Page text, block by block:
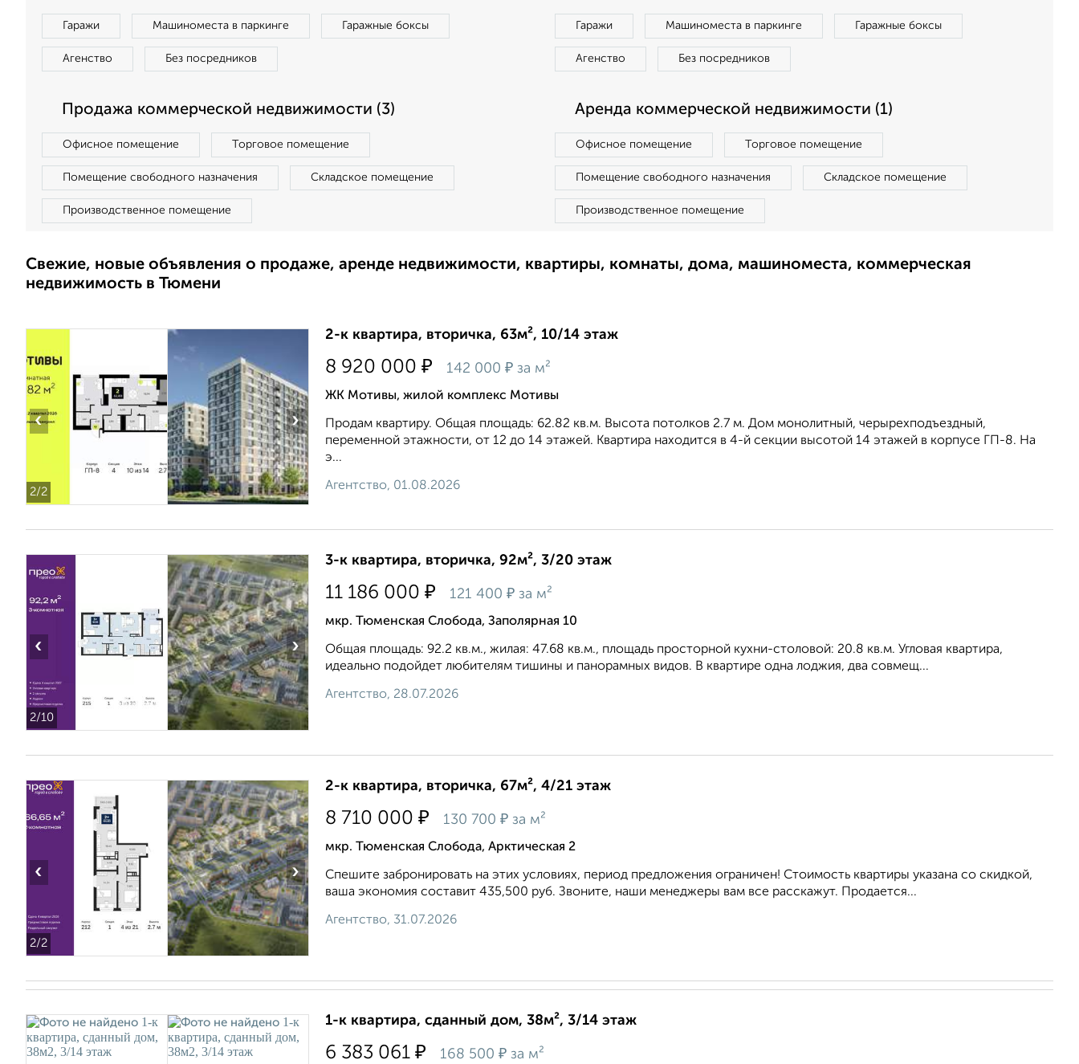
Гаражи Машиноместа в паркинге Гаражные боксы
Агенство Без посредников
Гаражи Машиноместа в паркинге Гаражные боксы
Агенство Без посредников
Продажа коммерческой недвижимости (3)
Офисное помещение Торговое помещение
Помещение свободного назначения Складское помещение
Производственное помещение
Аренда коммерческой недвижимости (1)
Офисное помещение Торговое помещение
Помещение свободного назначения Складское помещение
Производственное помещение
Свежие, новые объявления о продаже, аренде недвижимости, квартиры, комнаты, дома, машиноместа, коммерческая
недвижимость в Тюмени
2/2
‹ ›
2-к квартира, вторичка, 63м², 10/14 этаж
8 920 000 ₽ 142 000 ₽ за м²
ЖК Мотивы, жилой комплекс Мотивы
Продам квартиру. Общая площадь: 62.82 кв.м. Высота потолков 2.7 м. Дом монолитный, черырехподъездный,
переменной этажности, от 12 до 14 этажей. Квартира находится в 4-й секции высотой 14 этажей в корпусе ГП-8. На
э...
Агентство, 01.08.2026
2/10
‹ ›
3-к квартира, вторичка, 92м², 3/20 этаж
11 186 000 ₽ 121 400 ₽ за м²
мкр. Тюменская Слобода, Заполярная 10
Общая площадь: 92.2 кв.м., жилая: 47.68 кв.м., площадь просторной кухни-столовой: 20.8 кв.м. Угловая квартира,
идеально подойдет любителям тишины и панорамных видов. В квартире одна лоджия, два совмещ...
Агентство, 28.07.2026
2/2
‹ ›
2-к квартира, вторичка, 67м², 4/21 этаж
8 710 000 ₽ 130 700 ₽ за м²
мкр. Тюменская Слобода, Арктическая 2
Спешите забронировать на этих условиях, период предложения ограничен! Стоимость квартиры указана со скидкой,
ваша экономия составит 435,500 руб. Звоните, наши менеджеры вам все расскажут. Продается...
Агентство, 31.07.2026
1-к квартира, сданный дом, 38м², 3/14 этаж
6 383 061 ₽ 168 500 ₽ за м²